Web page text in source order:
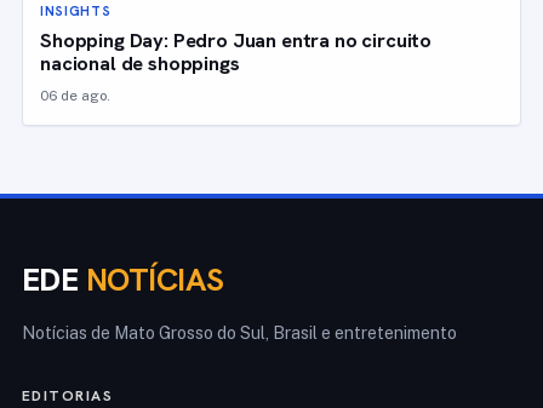
INSIGHTS
Shopping Day: Pedro Juan entra no circuito
nacional de shoppings
06 de ago.
EDE NOTÍCIAS
Notícias de Mato Grosso do Sul, Brasil e entretenimento
EDITORIAS